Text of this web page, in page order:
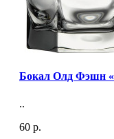
Бокал Олд Фэшн
..
60 р.